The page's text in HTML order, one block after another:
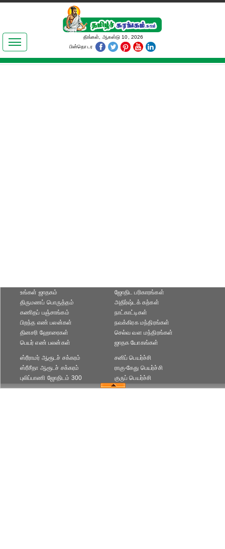
இலக்கியங்கள்
தமிழ் உலகம்
திங்கள், ஆகஸ்டு 10, 2026
பின்தொடர
உங்கள் ஜாதகம்
திருமணப் பொருத்தம்
கணிதப் பஞ்சாங்கம்
ஜோதிட ப‌ரிகார‌ங்க‌ள்
அதிர்ஷ்டக் கற்கள்
நாட்காட்டிகள்
பிறந்த எண் பலன்கள்
தினசரி ஹோரைகள்
பெயர் எண் பலன்கள்
நவக்கிரக மந்திரங்கள்
செல்வ வள மந்திரங்கள்
ஜாதக யோகங்கள்
ஸ்ரீராமர் ஆரூடச் சக்கரம்
ஸ்ரீசீதா ஆரூடச் சக்கரம்
புலிப்பாணி ஜோதிடம் 300
சனிப் பெயர்ச்சி
ராகு-கேது பெயர்ச்சி
குருப் பெயர்ச்சி